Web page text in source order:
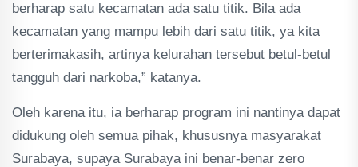
berharap satu kecamatan ada satu titik. Bila ada
kecamatan yang mampu lebih dari satu titik, ya kita
berterimakasih, artinya kelurahan tersebut betul-betul
tangguh dari narkoba,” katanya.
Oleh karena itu, ia berharap program ini nantinya dapat
didukung oleh semua pihak, khususnya masyarakat
Surabaya, supaya Surabaya ini benar-benar zero